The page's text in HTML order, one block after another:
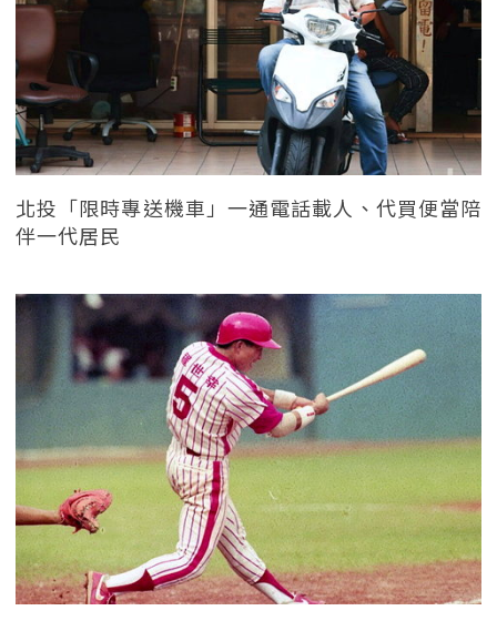
北投「限時專送機車」一通電話載人、代買便當陪
伴一代居民